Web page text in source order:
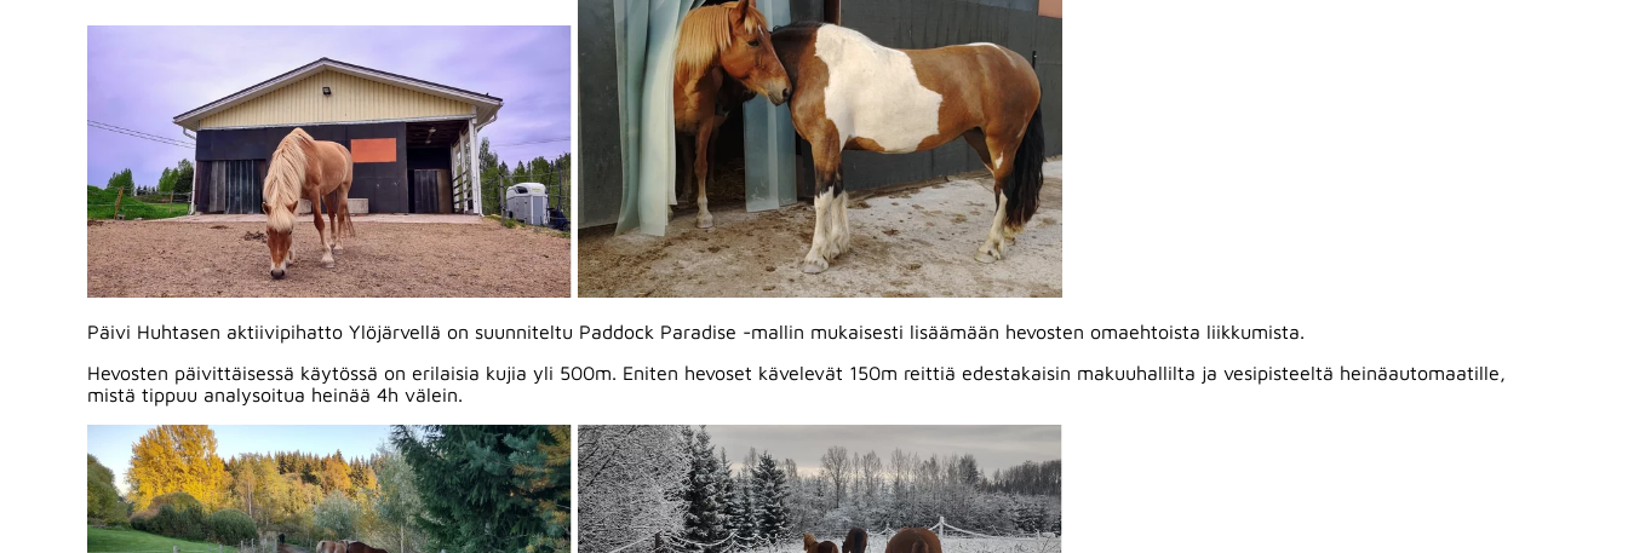
Päivi Huhtasen aktiivipihatto Ylöjärvellä on suunniteltu Paddock Paradise -mallin mukaisesti lisäämään hevosten omaehtoista liikkumista.
Hevosten päivittäisessä käytössä on erilaisia kujia yli 500m. Eniten hevoset kävelevät 150m reittiä edestakaisin makuuhallilta ja vesipisteeltä heinäautomaatille,
mistä tippuu analysoitua heinää 4h välein.